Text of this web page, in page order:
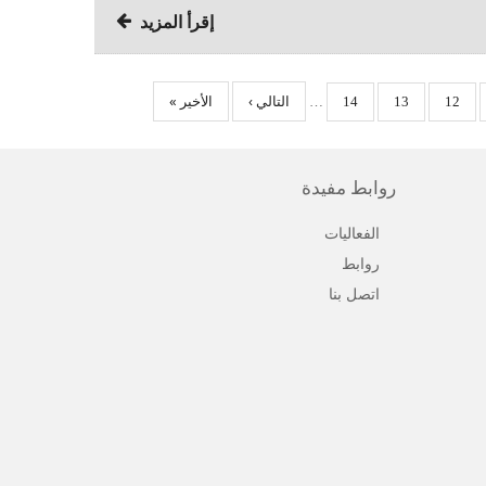
إقرأ المزيد
استرجاع
12 استرجاع
13 استرجاع
14
… مراجعة
التالي ›
معلومات
المراجعة
الأخير »
روابط مفيدة
الفعاليات
روابط
اتصل بنا